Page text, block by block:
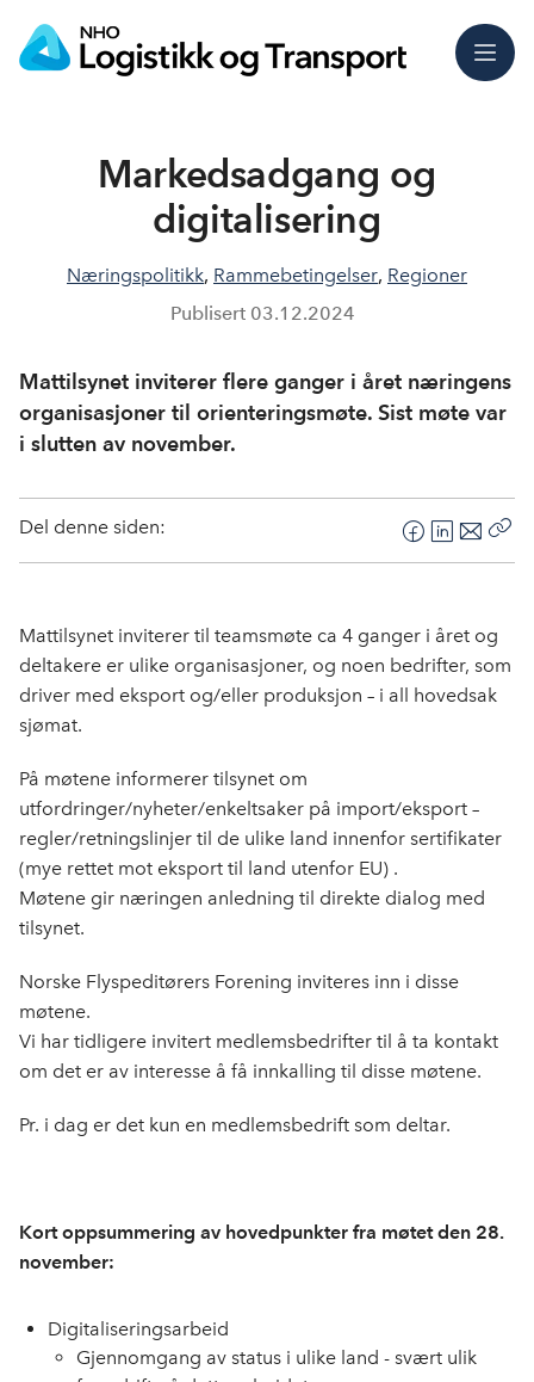
Meny
Markedsadgang og
digitalisering
Næringspolitikk, Rammebetingelser, Regioner
Publisert 03.12.2024
Mattilsynet inviterer flere ganger i året næringens
organisasjoner til orienteringsmøte. Sist møte var
i slutten av november.
Del denne siden:
F
a
e
b
o
L
i
k
e
E
-
o
s
Mattilsynet inviterer til teamsmøte ca 4 ganger i året og
deltakere er ulike organisasjoner, og noen bedrifter, som
driver med eksport og/eller produksjon – i all hovedsak
sjømat.
På møtene informerer tilsynet om
utfordringer/nyheter/enkeltsaker på import/eksport –
regler/retningslinjer til de ulike land innenfor sertifikater
(mye rettet mot eksport til land utenfor EU) .
Møtene gir næringen anledning til direkte dialog med
tilsynet.
Norske Flyspeditørers Forening inviteres inn i disse
møtene.
Vi har tidligere invitert medlemsbedrifter til å ta kontakt
om det er av interesse å få innkalling til disse møtene.
Pr. i dag er det kun en medlemsbedrift som deltar.
Kort oppsummering av hovedpunkter fra møtet den 28.
november:
Digitaliseringsarbeid
Gjennomgang av status i ulike land - svært ulik